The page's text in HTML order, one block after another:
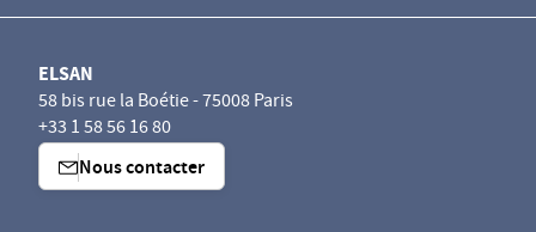
ELSAN
58 bis rue la Boétie - 75008 Paris
+33 1 58 56 16 80
Nous contacter